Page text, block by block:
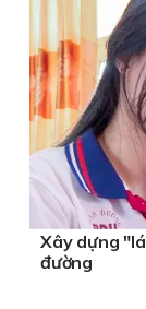
Xây dựng
đường